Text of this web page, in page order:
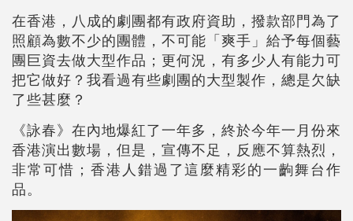
在香港，八成的劇團都有政府資助，撥款部門為了
照顧為數不少的團體，不可能「爽手」給予每個藝
團巨資去做大型作品；更何況，有多少人有能力可
把它做好？我看過有些劇團的大型製作，總是欠缺
了些甚麼？
《詠春》在內地爆紅了一年多，終於今年一月份來
香港演出數場，但是，宣傳不足，反應不算熱烈，
非常可惜；香港人錯過了這麼精彩的一齣舞台作
品。